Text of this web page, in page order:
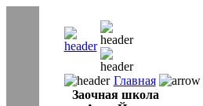
Главная
Заочная школа